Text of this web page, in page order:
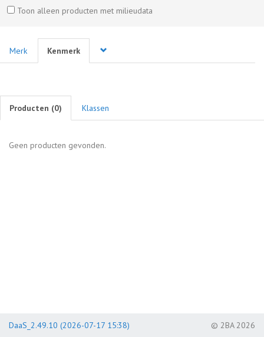
Toon alleen producten met milieudata
Merk Kenmerk
Producten (0) Klassen
Geen producten gevonden.
DaaS_2.49.10 (2026-07-17 15:38) © 2BA 2026